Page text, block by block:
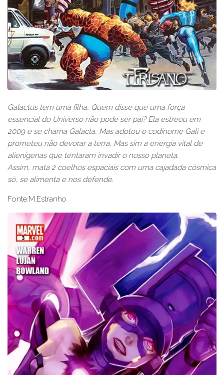
Galactus tem uma filha, Quem disse que uma força
essencial do Universo não pode ser pai? Ela estreou em
2009 e se chama Galacta, Mas adotou o codinome Gali e
prometeu não devorar a terra, Mas sim a energia vital de
alienígenas que tentaram invadir o nosso planeta.
Assim, mata 2 coelhos espaciais com uma cajadada cósmica
só, se alimenta e nos defende.
Fonte:M.Estranho